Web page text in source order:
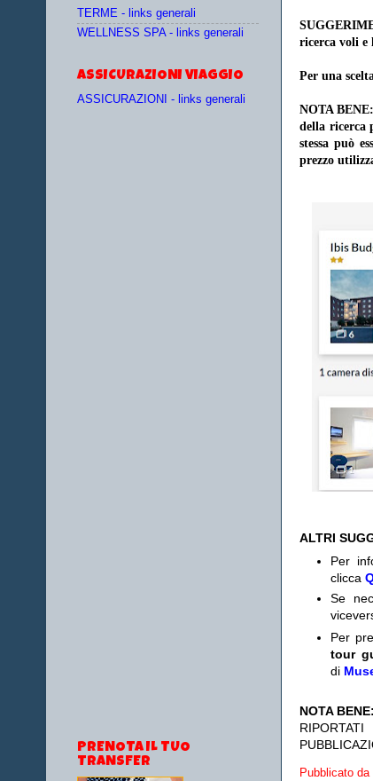
ricerca voli e
Per una
NOTA
della ricerca
stessa può
prezzo
ALTRI
Per
clicca
Se
Per
tour
di
NOTA BENE:
Pubblicato da
TERME - links generali
WELLNESS SPA - links generali
ASSICURAZIONI VIAGGIO
ASSICURAZIONI - links generali
PRENOTA IL TUO
TRANSFER